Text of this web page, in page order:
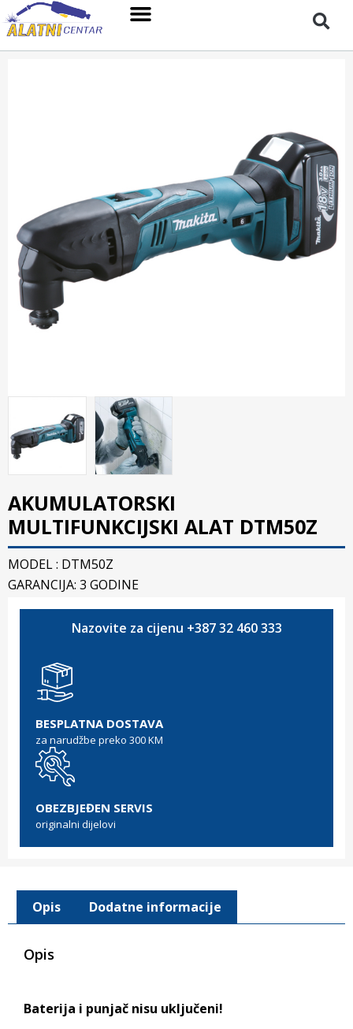
AKUMULATORSKI
MULTIFUNKCIJSKI ALAT DTM50Z
MODEL : DTM50Z
GARANCIJA: 3 GODINE
Nazovite za cijenu +387 32 460 333
BESPLATNA DOSTAVA
za narudžbe preko 300 KM
OBEZBJEĐEN SERVIS
originalni dijelovi
Opis Dodatne informacije
Opis
Baterija i punjač nisu uključeni!